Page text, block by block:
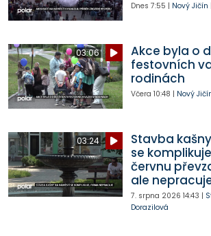
Dnes 7:55 | Nový Jičín
03:06
Akce byla o
festovních
rodinách
Včera 10:48 | Nový
03:24
Stavba
se
červnu
ale
7. srpna 2026 14:43 |
Dorazilová